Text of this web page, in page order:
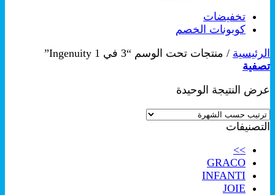
تخفيضات
كوبونات الخصم
الرئيسية / منتجات تحت الوسم “3 في 1 Ingenuity”
تصفية
عرض النتيجة الوحيدة
التصنيفات
>>
GRACO
INFANTI
JOIE